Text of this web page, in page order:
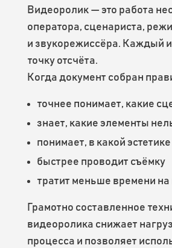
Видеоролик — это работа
оператора, сценариста,
и звукорежиссёра. Каждый
точку отсчёта.
Когда документ собран
точнее понимает, какие
знает, какие элементы
понимает, в какой
быстрее проводит съёмку
тратит меньше времени
Грамотно составленное
видеоролика снижает
процесса и позволяет